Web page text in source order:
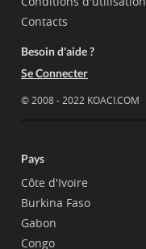
Contacts
Besoin d'aide ?
Se Connecter
© 2008 - 2022 KOACI.COM
Pays
Côte d'Ivoire
Burkina Faso
Gabon
Congo